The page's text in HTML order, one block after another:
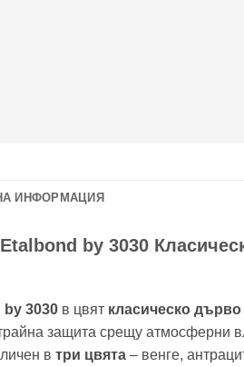
ИНФОРМАЦИЯ
by 3030
by 3030 в цвят класическо дърво
защита срещу атмосферни
в три цвята – венге,